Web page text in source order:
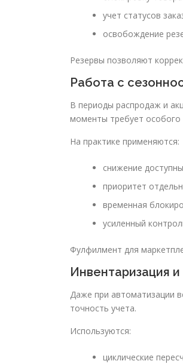
учет статусов
освобождение
Резервы позволяют
Работа с
В периоды распродаж и
моменты требует особого
На практике применяются:
снижение
приоритет
временная
усиленный
Фулфилмент для
Инвентаризация
Даже при автоматизации
точность учета.
Используются:
циклические